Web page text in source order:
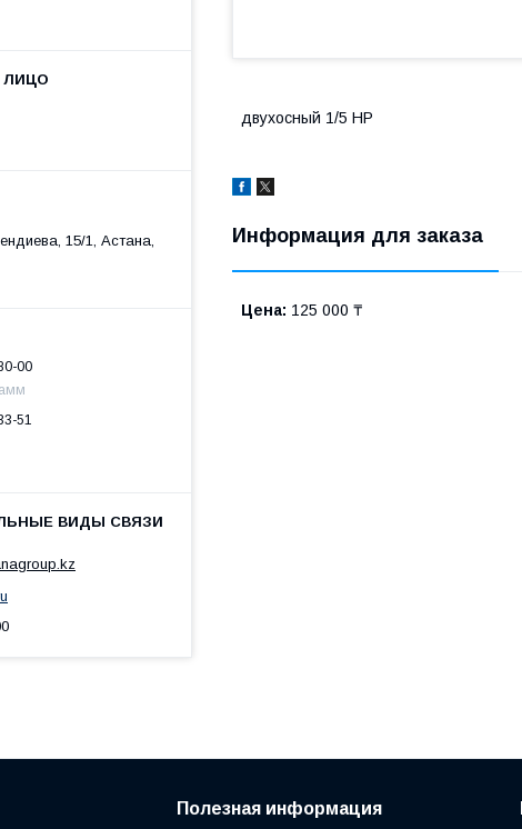
двухосный 1/5 НР
Информация для заказа
Цена: 125 000 ₸
15/1, Астана,
00
51
Полезная информация